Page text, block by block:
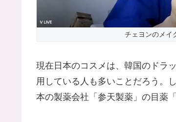
チェヨンのメイ
現在日本のコスメは、韓国のドラ
用している人も多いことだろう。し
本の製薬会社「参天製薬」の目薬